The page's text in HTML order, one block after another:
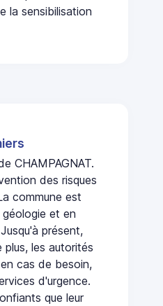
la sensibilisation
CHAMPAGNAT.
des risques
commune est
et en
présent,
plus, les autorités
cas de besoin,
d'urgence.
que leur